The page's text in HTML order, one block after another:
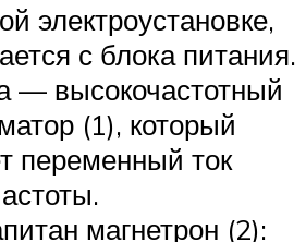
электроустановке,
с блока питания.
— высокочастотный
(1), который
переменный ток
магнетрон (2):